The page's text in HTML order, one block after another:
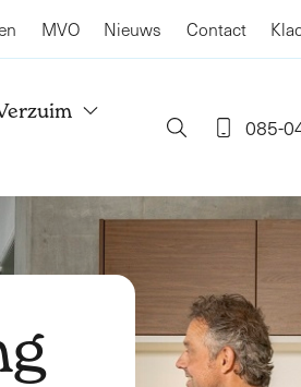
MVO Nieuws Contact
085-